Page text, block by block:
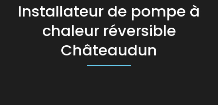
Installateur de pompe à
chaleur réversible
Châteaudun